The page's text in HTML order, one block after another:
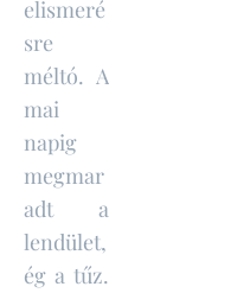
elismeré
sre
méltó. A
mai
napig
megmar
adt a
lendület,
ég a tűz.